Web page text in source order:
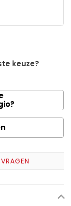
keuze?